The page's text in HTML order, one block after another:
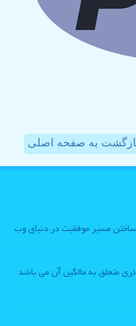
به صفحه اصلی
مسیر موفقیت در دنیای وب